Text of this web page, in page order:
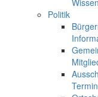
Politik